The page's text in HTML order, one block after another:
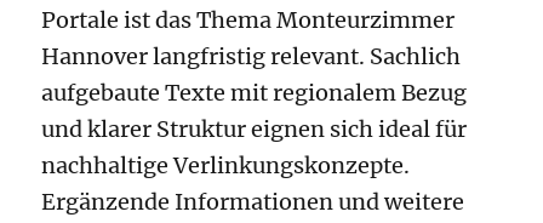
Portale ist das Thema Monteurzimmer
Hannover langfristig relevant. Sachlich
aufgebaute Texte mit regionalem Bezug
und klarer Struktur eignen sich ideal für
nachhaltige Verlinkungskonzepte.
Ergänzende Informationen und weitere